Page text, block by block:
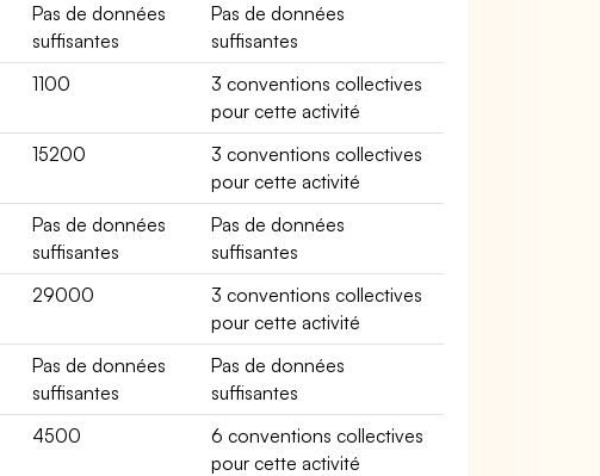
Pas de données
suffisantes
Pas de données
suffisantes
1100
3 conventions collectives
pour cette activité
15200
3 conventions collectives
pour cette activité
Pas de données
suffisantes
Pas de données
suffisantes
29000
3 conventions collectives
pour cette activité
Pas de données
suffisantes
Pas de données
suffisantes
4500
6 conventions collectives
pour cette activité